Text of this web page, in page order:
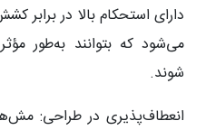
دارای استحکام بالا در برابر
می‌شود که بتوانند به‌طور
شوند.
انعطاف‌پذیری در طراحی: